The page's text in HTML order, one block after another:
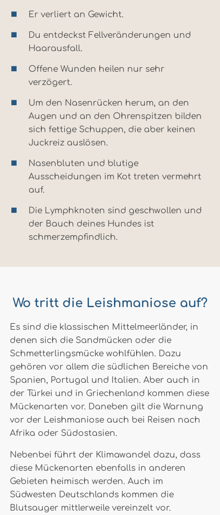
Er verliert an Gewicht.
Du entdeckst Fellveränderungen und
Haarausfall.
Offene Wunden heilen nur sehr
verzögert.
Um den Nasenrücken herum, an den
Augen und an den Ohrenspitzen bilden
sich fettige Schuppen, die aber keinen
Juckreiz auslösen.
Nasenbluten und blutige
Ausscheidungen im Kot treten vermehrt
auf.
Die Lymphknoten sind geschwollen und
der Bauch deines Hundes ist
schmerzempfindlich.
Wo tritt die Leishmaniose auf?
Es sind die klassischen Mittelmeerländer, in
denen sich die Sandmücken oder die
Schmetterlingsmücke wohlfühlen. Dazu
gehören vor allem die südlichen Bereiche von
Spanien, Portugal und Italien. Aber auch in
der Türkei und in Griechenland kommen diese
Mückenarten vor. Daneben gilt die Warnung
vor der Leishmaniose auch bei Reisen nach
Afrika oder Südostasien.
Nebenbei führt der Klimawandel dazu, dass
diese Mückenarten ebenfalls in anderen
Gebieten heimisch werden. Auch im
Südwesten Deutschlands kommen die
Blutsauger mittlerweile vereinzelt vor.